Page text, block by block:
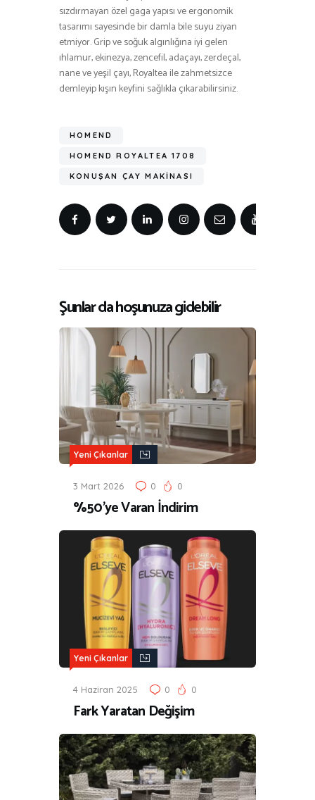
sızdırmayan özel gaga yapısı ve ergonomik
tasarımı sayesinde bir damla bile suyu ziyan
etmiyor. Grip ve soğuk algınlığına iyi gelen
ıhlamur, ekinezya, zencefil, adaçayı, zerdeçal,
nane ve yeşil çayı, Royaltea ile zahmetsizce
demleyip kışın keyfini sağlıkla çıkarabilirsiniz.
HOMEND
HOMEND ROYALTEA 1708
KONUŞAN ÇAY MAKINASI
Şunlar da hoşunuza gidebilir
Yeni Çıkanlar
3 Mart 2026 0 0
%50’ye Varan İndirim
Yeni Çıkanlar
4 Haziran 2025 0 0
Fark Yaratan Değişim